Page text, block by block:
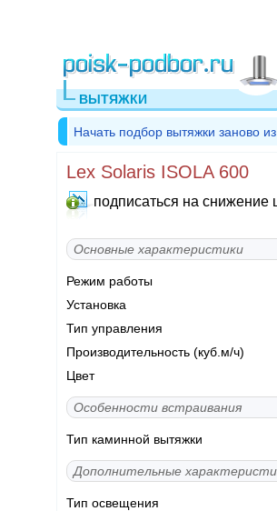
ВЫТЯЖКИ
Начать подбор вытяжки заново из
Lex Solaris ISOLA 600
подписаться на снижение
Основные характеристики
Режим работы
Установка
Тип управления
Производительность (куб.м/ч)
Цвет
Особенности встраивания
Тип каминной вытяжки
Дополнительные
Тип освещения